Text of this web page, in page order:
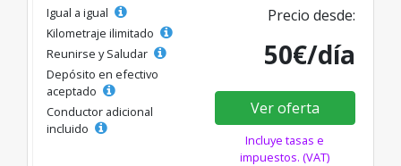
Igual a igual
Kilometraje ilimitado
Reunirse y Saludar
Depósito en efectivo
aceptado
Conductor adicional
incluido
Precio desde:
50€/día
Ver oferta
Incluye tasas e
impuestos. (VAT)